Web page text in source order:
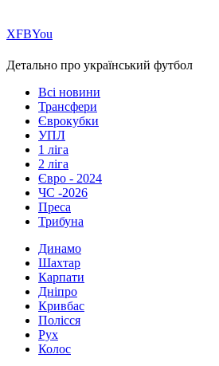
ХFBYou
Детально про український футбол
Всі новини
Трансфери
Єврокубки
УПЛ
1 ліга
2 ліга
Євро - 2024
ЧС -2026
Преса
Трибуна
Динамо
Шахтар
Карпати
Дніпро
Кривбас
Полісся
Рух
Колос